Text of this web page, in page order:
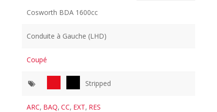
Cosworth BDA 1600cc
Conduite à Gauche (LHD)
Coupé
Stripped
ARC, BAQ, CC, EXT, RES